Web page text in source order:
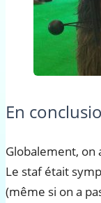
En
Globalement, on
Le staf était
(même si on a